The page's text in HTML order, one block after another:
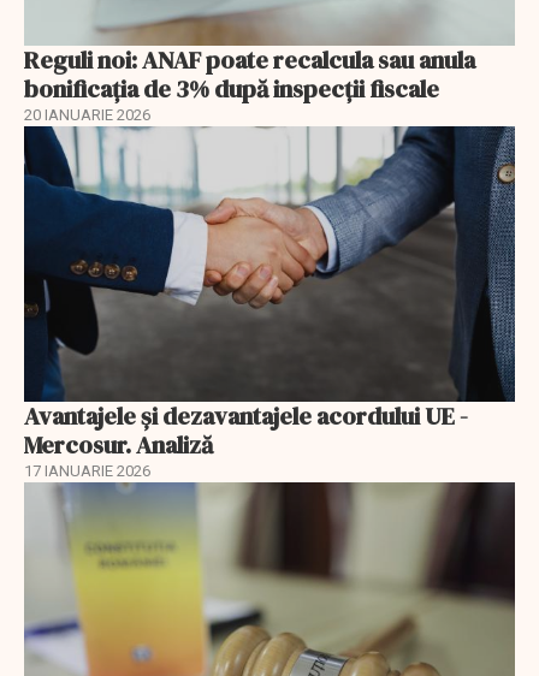
Reguli noi: ANAF poate recalcula sau anula
bonificația de 3% după inspecții fiscale
20 IANUARIE 2026
Avantajele şi dezavantajele acordului UE -
Mercosur. Analiză
17 IANUARIE 2026